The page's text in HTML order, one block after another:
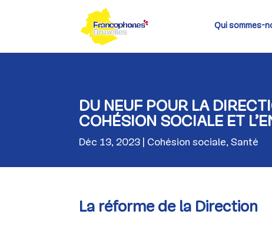
Qui sommes-
DU NEUF POUR LA
COHÉSION SOCIALE ET
Déc 13, 2023 Cohésion sociale,Santé
La réforme de la Direction